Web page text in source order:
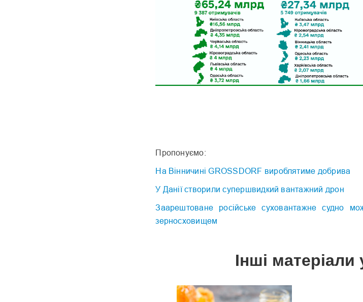
Пропонуємо:
На Вінничині GROSSDORF вироблятиме добрива
У Данії створили супершвидкий вантажний дрон
Заарештоване російське суховантажне судно
зерносховищем
Інші